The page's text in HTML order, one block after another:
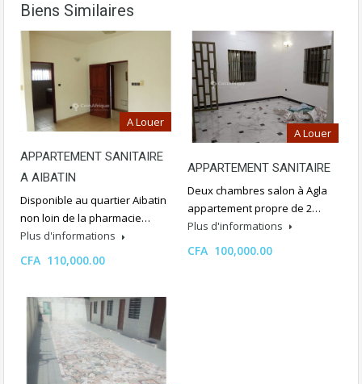
Biens Similaires
A Louer
APPARTEMENT SANITAIRE
A AIBATIN
Disponible au quartier Aibatin
non loin de la pharmacie…
Plus d'informations
CFA 110,000.00
A Louer
APPARTEMENT SANITAIRE
Deux chambres salon à Agla
appartement propre de 2…
Plus d'informations
CFA 100,000.00